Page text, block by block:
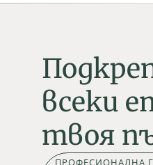
всеки
твоя
ПРОФЕСИОНАЛНА